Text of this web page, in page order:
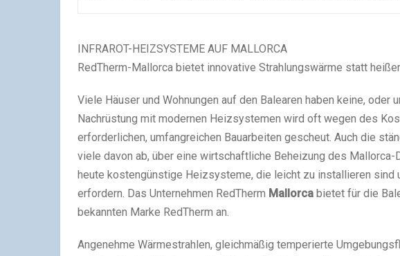
INFRAROT-HEIZSYSTEME AUF MALLORCA
RedTherm-Mallorca bietet innovative Strahlungswärme statt
Viele Häuser und Wohnungen auf den Balearen haben keine,
Nachrüstung mit modernen Heizsystemen wird oft wegen des
erforderlichen, umfangreichen Bauarbeiten gescheut. Auch die
viele davon ab, über eine wirtschaftliche Beheizung des
heute kostengünstige Heizsysteme, die leicht zu installieren sind
erfordern. Das Unternehmen RedTherm Mallorca bietet für die
bekannten Marke RedTherm an.
Angenehme Wärmestrahlen, gleichmäßig temperierte